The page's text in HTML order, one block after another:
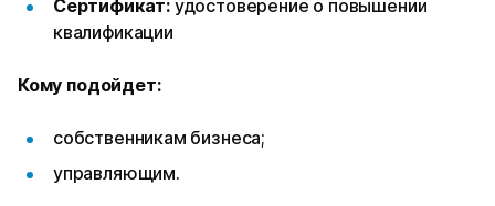
Сертификат: удостоверение о повышении
квалификации
Кому подойдет:
собственникам бизнеса;
управляющим.